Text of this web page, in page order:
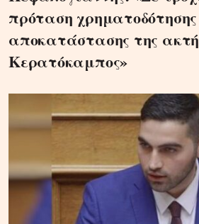
πρόταση
αποκατάστασης της
Κερατόκαμπος»